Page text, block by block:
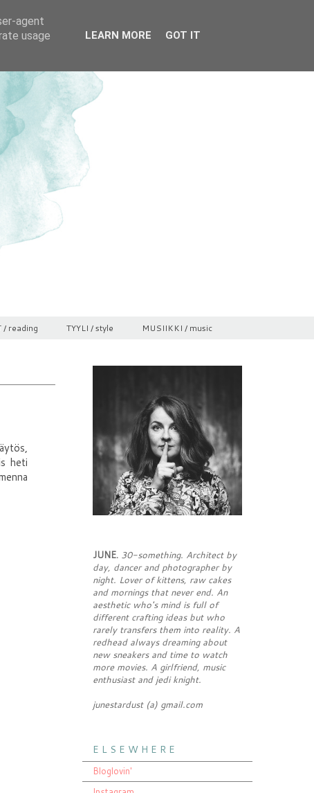
/ reading TYYLI / style MUSIIKKI / music
heti
JUNE. 30-something. Architect by
day, dancer and photographer by
night. Lover of kittens, raw cakes
and mornings that never end. An
aesthetic who's mind is full of
different crafting ideas but who
rarely transfers them into reality. A
redhead always dreaming about
new sneakers and time to watch
more movies. A girlfriend, music
enthusiast and jedi knight.
junestardust (a) gmail.com
E L S E W H E R E
Bloglovin'
agent
usage
LEARN MORE GOT IT